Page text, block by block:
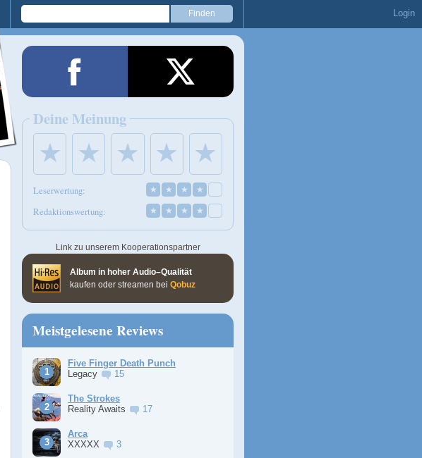
Login
Deine Meinung
★ ★ ★ ★ ★
Leserwertung: ★ ★ ★ ★
Redaktionswertung: ★ ★ ★ ★
Link zu unserem Kooperationspartner
Album in hoher Audio–Qualität
kaufen oder streamen bei Qobuz
Meistgelesene Reviews
Five Finger Death Punch
Legacy
15
The Strokes
Reality Awaits
17
Arca
XXXXX
3